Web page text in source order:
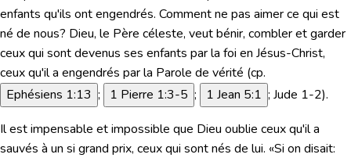
enfants qu'ils ont engendrés. Comment ne pas aimer ce qui est
né de nous? Dieu, le Père céleste, veut bénir, combler et garder
ceux qui sont devenus ses enfants par la foi en Jésus-Christ,
ceux qu'il a engendrés par la Parole de vérité (cp.
Ephésiens 1:13 ; 1 Pierre 1:3-5 ; 1 Jean 5:1 ; Jude 1-2).
Il est impensable et impossible que Dieu oublie ceux qu'il a
sauvés à un si grand prix, ceux qui sont nés de lui. «Si on disait: